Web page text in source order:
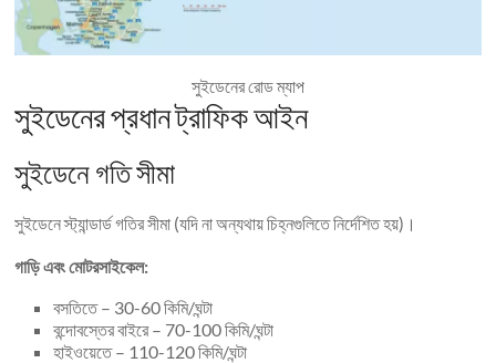
সুইডেনের রোড ম্যাপ
সুইডেনের প্রধান ট্রাফিক আইন
সুইডেনে গতি সীমা
সুইডেনে স্ট্যান্ডার্ড গতির সীমা (যদি না অন্যথায় চিহ্নগুলিতে নির্দেশিত হয়)।
গাড়ি এবং মোটরসাইকেল:
বসতিতে – 30-60 কিমি/ঘন্টা
বন্দোবস্তের বাইরে – 70-100 কিমি/ঘন্টা
হাইওয়েতে – 110-120 কিমি/ঘন্টা